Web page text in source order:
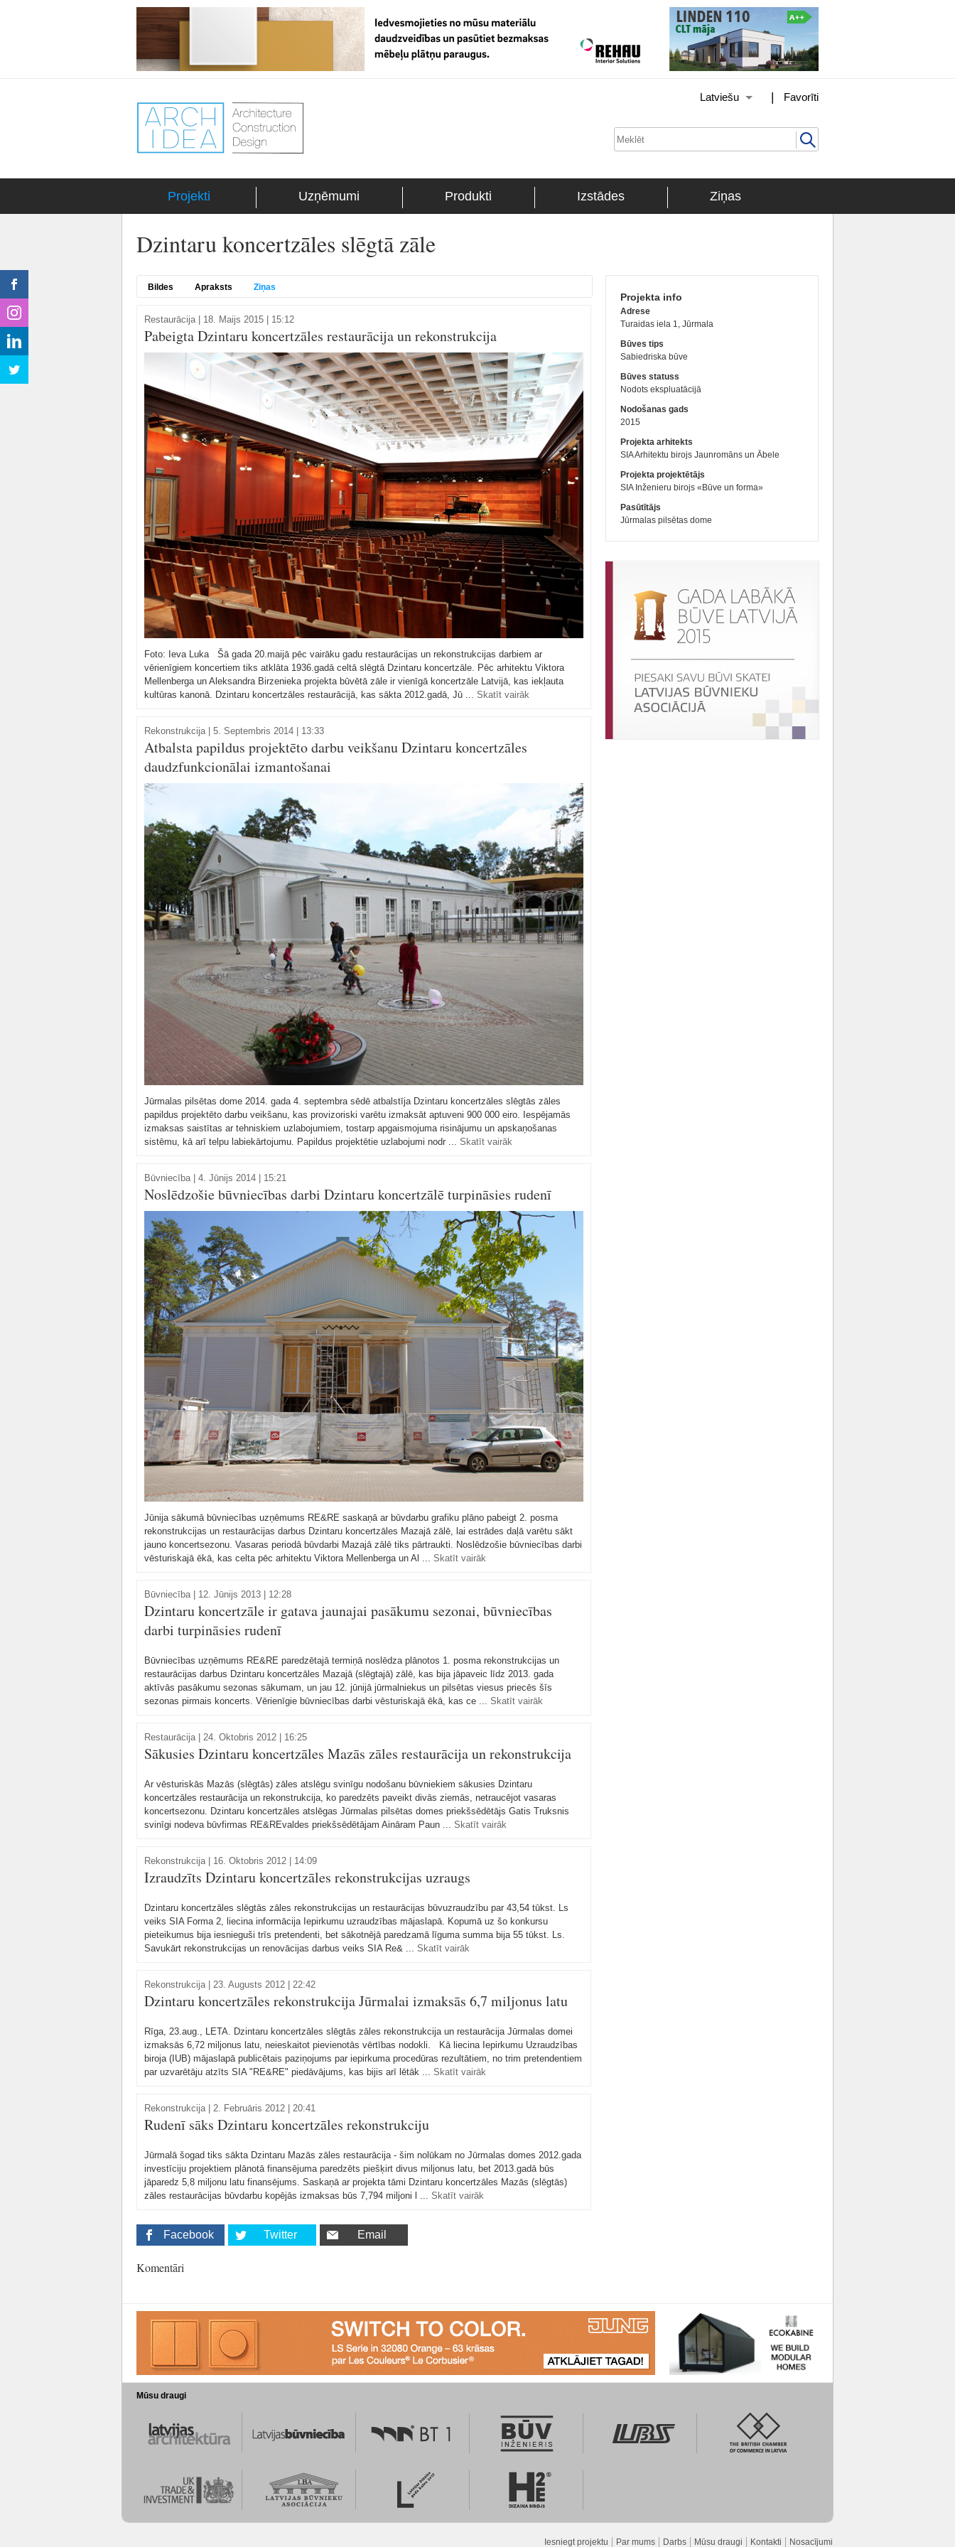
Favorīti
|
Latviešu
Projekti Uzņēmumi Produkti Izstādes Ziņas
Dzintaru koncertzāles slēgtā zāle
Bildes Apraksts Ziņas
Restaurācija| 18. Maijs 2015 | 15:12
Pabeigta Dzintaru koncertzāles restaurācija un rekonstrukcija
Foto: Ieva Luka Šā gada 20.maijā pēc vairāku gadu restaurācijas un rekonstrukcijas darbiem ar
vērienīgiem koncertiem tiks atklāta 1936.gadā celtā slēgtā Dzintaru koncertzāle. Pēc arhitektu Viktora
Mellenberga un Aleksandra Birzenieka projekta būvētā zāle ir vienīgā koncertzāle Latvijā, kas iekļauta
kultūras kanonā. Dzintaru koncertzāles restaurācijā, kas sākta 2012.gadā, Jū ... Skatīt vairāk
Rekonstrukcija| 5. Septembris 2014 | 13:33
Atbalsta papildus projektēto darbu veikšanu Dzintaru koncertzāles
daudzfunkcionālai izmantošanai
Jūrmalas pilsētas dome 2014. gada 4. septembra sēdē atbalstīja Dzintaru koncertzāles slēgtās zāles
papildus projektēto darbu veikšanu, kas provizoriski varētu izmaksāt aptuveni 900 000 eiro. Iespējamās
izmaksas saistītas ar tehniskiem uzlabojumiem, tostarp apgaismojuma risinājumu un apskaņošanas
sistēmu, kā arī telpu labiekārtojumu. Papildus projektētie uzlabojumi nodr ... Skatīt vairāk
Būvniecība| 4. Jūnijs 2014 | 15:21
Noslēdzošie būvniecības darbi Dzintaru koncertzālē turpināsies rudenī
Jūnija sākumā būvniecības uzņēmums RE&RE saskaņā ar būvdarbu grafiku plāno pabeigt 2. posma
rekonstrukcijas un restaurācijas darbus Dzintaru koncertzāles Mazajā zālē, lai estrādes daļā varētu sākt
jauno koncertsezonu. Vasaras periodā būvdarbi Mazajā zālē tiks pārtraukti. Noslēdzošie būvniecības darbi
vēsturiskajā ēkā, kas celta pēc arhitektu Viktora Mellenberga un Al ... Skatīt vairāk
Būvniecība| 12. Jūnijs 2013 | 12:28
Dzintaru koncertzāle ir gatava jaunajai pasākumu sezonai, būvniecības
darbi turpināsies rudenī
Būvniecības uzņēmums RE&RE paredzētajā termiņā noslēdza plānotos 1. posma rekonstrukcijas un
restaurācijas darbus Dzintaru koncertzāles Mazajā (slēgtajā) zālē, kas bija jāpaveic līdz 2013. gada
aktīvās pasākumu sezonas sākumam, un jau 12. jūnijā jūrmalniekus un pilsētas viesus priecēs šīs
sezonas pirmais koncerts. Vērienīgie būvniecības darbi vēsturiskajā ēkā, kas ce ... Skatīt vairāk
Restaurācija| 24. Oktobris 2012 | 16:25
Sākusies Dzintaru koncertzāles Mazās zāles restaurācija un rekonstrukcija
Ar vēsturiskās Mazās (slēgtās) zāles atslēgu svinīgu nodošanu būvniekiem sākusies Dzintaru
koncertzāles restaurācija un rekonstrukcija, ko paredzēts paveikt divās ziemās, netraucējot vasaras
koncertsezonu. Dzintaru koncertzāles atslēgas Jūrmalas pilsētas domes priekšsēdētājs Gatis Truksnis
svinīgi nodeva būvfirmas RE&REvaldes priekšsēdētājam Aināram Paun ... Skatīt vairāk
Rekonstrukcija| 16. Oktobris 2012 | 14:09
Izraudzīts Dzintaru koncertzāles rekonstrukcijas uzraugs
Dzintaru koncertzāles slēgtās zāles rekonstrukcijas un restaurācijas būvuzraudzību par 43,54 tūkst. Ls
veiks SIA Forma 2, liecina informācija Iepirkumu uzraudzības mājaslapā. Kopumā uz šo konkursu
pieteikumus bija iesnieguši trīs pretendenti, bet sākotnējā paredzamā līguma summa bija 55 tūkst. Ls.
Savukārt rekonstrukcijas un renovācijas darbus veiks SIA Re& ... Skatīt vairāk
Rekonstrukcija| 23. Augusts 2012 | 22:42
Dzintaru koncertzāles rekonstrukcija Jūrmalai izmaksās 6,7 miljonus latu
Rīga, 23.aug., LETA. Dzintaru koncertzāles slēgtās zāles rekonstrukcija un restaurācija Jūrmalas domei
izmaksās 6,72 miljonus latu, neieskaitot pievienotās vērtības nodokli. Kā liecina Iepirkumu Uzraudzības
biroja (IUB) mājaslapā publicētais paziņojums par iepirkuma procedūras rezultātiem, no trim pretendentiem
par uzvarētāju atzīts SIA "RE&RE" piedāvājums, kas bijis arī lētāk ... Skatīt vairāk
Rekonstrukcija| 2. Februāris 2012 | 20:41
Rudenī sāks Dzintaru koncertzāles rekonstrukciju
Jūrmalā šogad tiks sākta Dzintaru Mazās zāles restaurācija - šim nolūkam no Jūrmalas domes 2012.gada
investīciju projektiem plānotā finansējuma paredzēts piešķirt divus miljonus latu, bet 2013.gadā būs
jāparedz 5,8 miljonu latu finansējums. Saskaņā ar projekta tāmi Dzintaru koncertzāles Mazās (slēgtās)
zāles restaurācijas būvdarbu kopējās izmaksas būs 7,794 miljoni l ... Skatīt vairāk
Facebook Twitter Email
Komentāri
Projekta info
Adrese
Turaidas iela 1, Jūrmala
Būves tips
Sabiedriska būve
Būves statuss
Nodots ekspluatācijā
Nodošanas gads
2015
Projekta arhitekts
SIA Arhitektu birojs Jaunromāns un Ābele
Projekta projektētājs
SIA Inženieru birojs «Būve un forma»
Pasūtītājs
Jūrmalas pilsētas dome
Mūsu draugi
Nosacījumi
Kontakti
Mūsu draugi
Darbs
Par mums
Iesniegt projektu